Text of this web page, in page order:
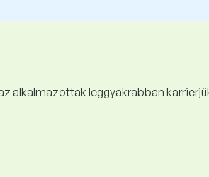
alkalmazottak leggyakrabban